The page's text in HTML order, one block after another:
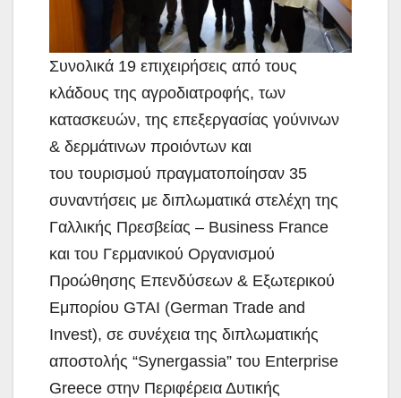
Συνολικά 19 επιχειρήσεις από τους
κλάδους της αγροδιατροφής, των
κατασκευών, της επεξεργασίας γούνινων
& δερμάτινων προιόντων και
του τουρισμού πραγματοποίησαν 35
συναντήσεις με διπλωματικά στελέχη της
Γαλλικής Πρεσβείας – Business France
και του Γερμανικού Οργανισμού
Προώθησης Επενδύσεων & Εξωτερικού
Εμπορίου GTAI (German Trade and
Invest), σε συνέχεια της διπλωματικής
αποστολής “Synergassia” του Enterprise
Greece στην Περιφέρεια Δυτικής